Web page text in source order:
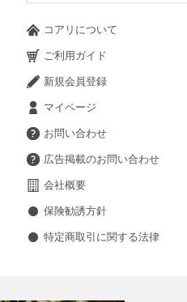
コアリについて
ご利用ガイド
新規会員登録
マイページ
お問い合わせ
広告掲載のお問い合わせ
会社概要
保険勧誘方針
特定商取引に関する法律